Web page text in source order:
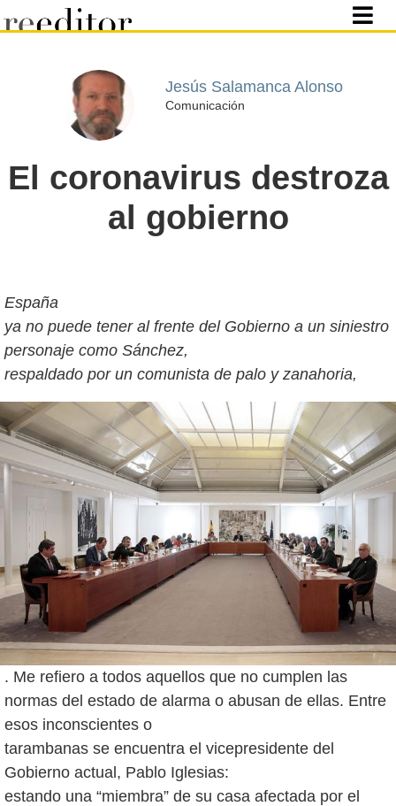
Jesús Salamanca Alonso
Comunicación
El coronavirus destroza
al gobierno
España
ya no puede tener al frente del Gobierno a un siniestro
personaje como Sánchez,
respaldado por un comunista de palo y zanahoria,
. Me refiero a todos aquellos que no cumplen las
normas del estado de alarma o abusan de ellas. Entre
esos inconscientes o
tarambanas se encuentra el vicepresidente del
Gobierno actual, Pablo Iglesias:
estando una “miembra” de su casa afectada por el